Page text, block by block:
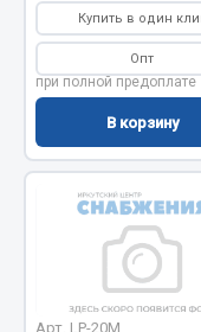
Запчасти на
Амортизаторы для
Весь раздел
Запчасти
Купить в один
Опт
при полной предоплате
В корзину
Арт. LP-20M